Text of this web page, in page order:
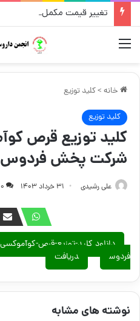
تغییر قیمت مکمل و گیاهی ۱۴ مرداد
منو
خانه >کلید توزیع
کلید توزیع
شرکت پخش فردوس
علی رشیدی ۳۱ خرداد ۱۴۰۳ ۰
فردوس
دریافت
نوشته های مشابه